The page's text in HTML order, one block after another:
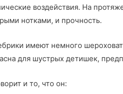
воздействия. На
нотками, и прочность.
имеют немного
для шустрых детишек,
и то, что он: